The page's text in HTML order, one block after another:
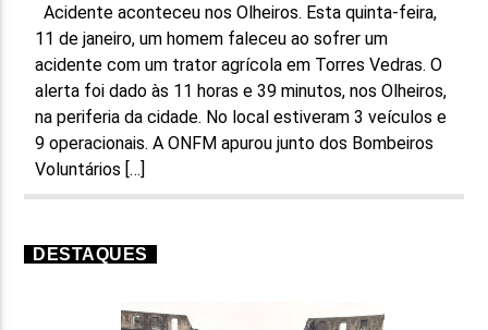
Acidente aconteceu nos Olheiros. Esta quinta-feira,
11 de janeiro, um homem faleceu ao sofrer um
acidente com um trator agrícola em Torres Vedras. O
alerta foi dado às 11 horas e 39 minutos, nos Olheiros,
na periferia da cidade. No local estiveram 3 veículos e
9 operacionais. A ONFM apurou junto dos Bombeiros
Voluntários […]
DESTAQUES